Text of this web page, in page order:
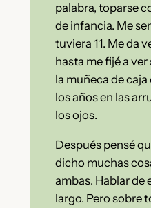
palabra, toparse
de infancia. Me
tuviera 11. Me da
hasta me fijé a
la muñeca de caja
los años en las
los ojos.
Después pensé
dicho muchas
ambas. Hablar de
largo. Pero sobre